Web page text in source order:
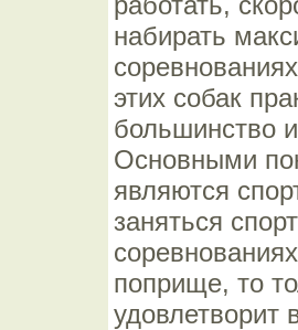
набирать
этих собак
большинство
Основными
являются
заняться
поприще, то
удовлетворит